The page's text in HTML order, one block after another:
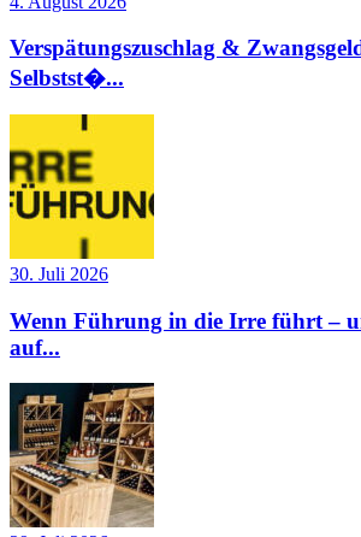
Verspätungszuschlag &
Selbstst�...
30. Juli 2026
Wenn Führung in die Irre führt –
auf...